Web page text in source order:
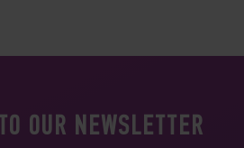
OUR NEWSLETTER